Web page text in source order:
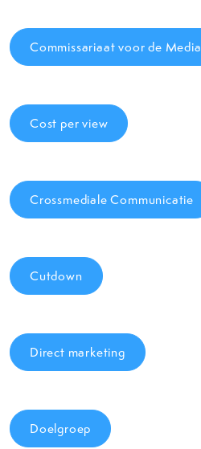
Commissariaat voor de Media
Cost per view
Crossmediale Communicatie
Cutdown
Direct marketing
Doelgroep